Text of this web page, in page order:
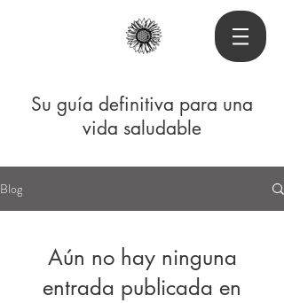
Su guía definitiva para una
vida saludable
Blog
Aún no hay ninguna
entrada publicada en